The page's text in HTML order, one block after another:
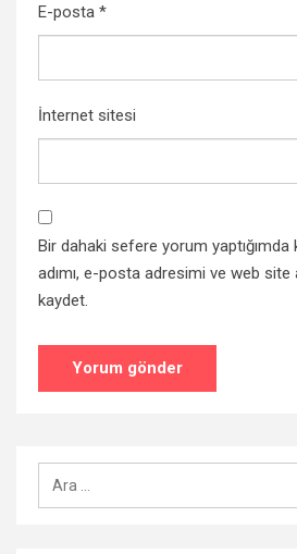
E-posta *
İnternet sitesi
Bir dahaki sefere yorum yaptığımda
adımı, e-posta adresimi ve web site
kaydet.